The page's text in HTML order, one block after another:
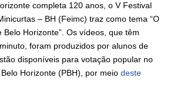
completa 120 anos, o V Festival
– BH (Feimc) traz como tema “O
Belo Horizonte”. Os vídeos, que têm
foram produzidos por alunos de
disponíveis para votação popular no
Horizonte (PBH), por meio deste